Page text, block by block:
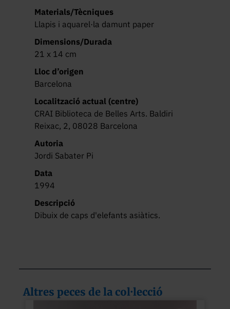
Materials/Tècniques
Llapis i aquarel·la damunt paper
Dimensions/Durada
21 x 14 cm
Lloc d’origen
Barcelona
Localització actual (centre)
CRAI Biblioteca de Belles Arts. Baldiri
Reixac, 2, 08028 Barcelona
Autoria
Jordi Sabater Pi
Data
1994
Descripció
Dibuix de caps d'elefants asiàtics.
Altres peces de la col·lecció